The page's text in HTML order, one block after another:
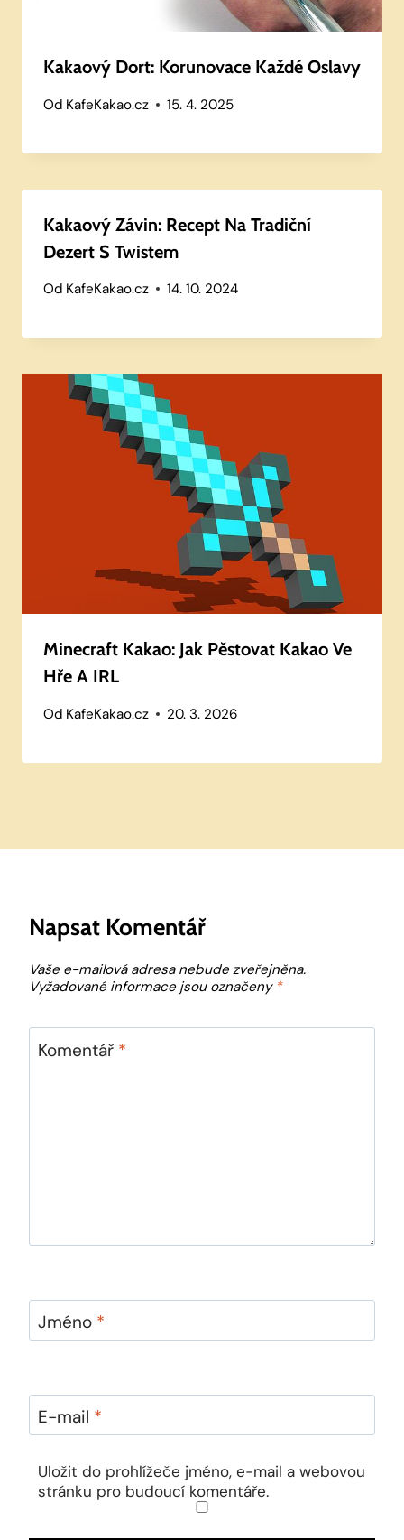
Kakaový Dort: Korunovace Každé Oslavy
Od KafeKakao.cz 15. 4. 2025
Kakaový Závin: Recept Na Tradiční
Dezert S Twistem
Od KafeKakao.cz 14. 10. 2024
Minecraft Kakao: Jak Pěstovat Kakao Ve
Hře A IRL
Od KafeKakao.cz 20. 3. 2026
Napsat Komentář
Vaše e-mailová adresa nebude zveřejněna.
Vyžadované informace jsou označeny *
Komentář *
Jméno *
E-mail *
Uložit do prohlížeče jméno, e-mail a webovou
stránku pro budoucí komentáře.